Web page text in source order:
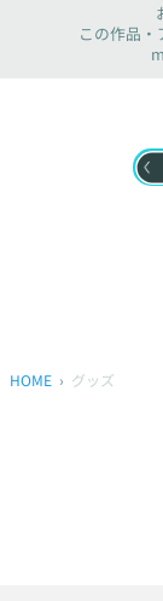
この作品
HOME グッズ